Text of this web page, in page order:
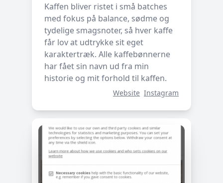
Kaffen bliver ristet i små batches
med fokus på balance, sødme og
tydelige smagsnoter, så hver kaffe
får lov at udtrykke sit eget
karaktertræk. Alle kaffebønnerne
har fået sin navn ud fra min
historie og mit forhold til kaffen.
Website Instagram